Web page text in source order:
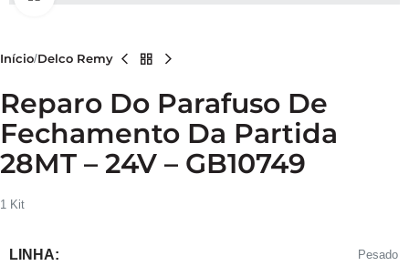
Início Delco Remy
Reparo Do Parafuso De
Fechamento Da Partida
28MT – 24V – GB10749
1 Kit
LINHA: Pesado